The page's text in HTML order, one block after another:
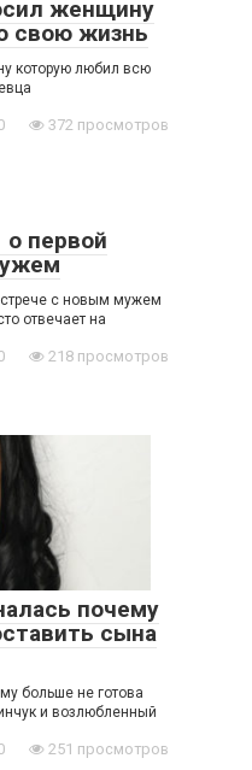
женщину
свою жизнь
которую любил всю
372 просмотров
о первой
с новым мужем
отвечает на
218 просмотров
почему
сына
больше не готова
и возлюбленный
251 просмотров